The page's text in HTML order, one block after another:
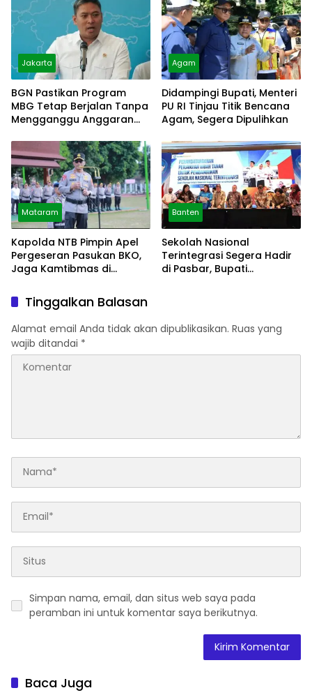
Jakarta
BGN Pastikan Program
MBG Tetap Berjalan Tanpa
Mengganggu Anggaran
Agam
Didampingi Bupati, Menteri
PU RI Tinjau Titik Bencana
Agam, Segera Dipulihkan
Mataram
Kapolda NTB Pimpin Apel
Pergeseran Pasukan BKO,
Jaga Kamtibmas di
Banten
Sekolah Nasional
Terintegrasi Segera Hadir
di Pasbar, Bupati
Tinggalkan Balasan
Alamat email Anda tidak akan dipublikasikan. Ruas yang
wajib ditandai *
Simpan nama, email, dan situs web saya pada
peramban ini untuk komentar saya berikutnya.
Baca Juga